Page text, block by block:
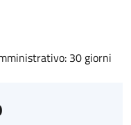
30 giorni